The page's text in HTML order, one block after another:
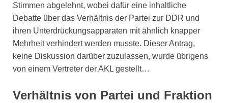
Stimmen abgelehnt, wobei dafür eine inhaltliche
Debatte über das Verhältnis der Partei zur DDR und
ihren Unterdrückungsapparaten mit ähnlich knapper
Mehrheit verhindert werden musste. Dieser Antrag,
keine Diskussion darüber zuzulassen, wurde übrigens
von einem Vertreter der AKL gestellt…
Verhältnis von Partei und Fraktion